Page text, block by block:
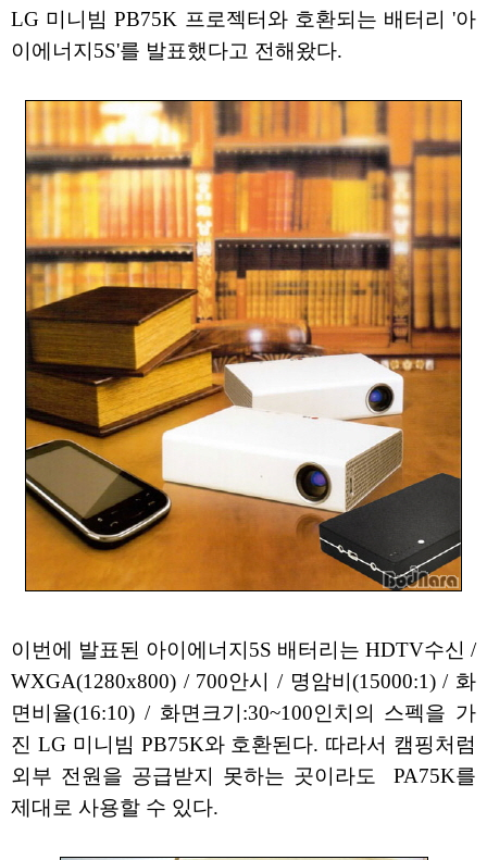
LG 미니빔 PB75K 프로젝터와 호환되는 배터리 '아
이에너지5S'를 발표했다고 전해왔다.
이번에 발표된 아이에너지5S 배터리는 HDTV수신 /
WXGA(1280x800) / 700안시 / 명암비(15000:1) / 화
면비율(16:10) / 화면크기:30~100인치의 스펙을 가
진 LG 미니빔 PB75K와 호환된다. 따라서 캠핑처럼
외부 전원을 공급받지 못하는 곳이라도 PA75K를
제대로 사용할 수 있다.